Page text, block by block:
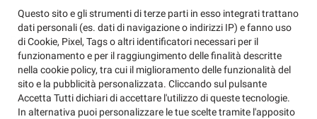
Dati fiscali:
Auto Paola Srl
V.le del Commercio, 16, Soave (VR)
C.F/P.IVA:03823250232
Registro delle imprese:VR
Questo sito e gli strumenti di terze parti in esso integrati trattano
dati personali (es. dati di navigazione o indirizzi IP) e fanno uso
di Cookie, Pixel, Tags o altri identificatori necessari per il
funzionamento e per il raggiungimento delle finalità descritte
nella cookie policy, tra cui il miglioramento delle funzionalità del
sito e la pubblicità personalizzata. Cliccando sul pulsante
Accetta Tutti dichiari di accettare l'utilizzo di queste tecnologie.
In alternativa puoi personalizzare le tue scelte tramite l'apposito